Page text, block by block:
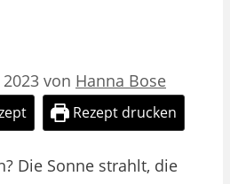
von Hanna Bose
Rezept drucken
Die Sonne strahlt, die